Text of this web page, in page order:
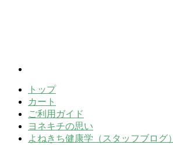
トップ
カート
ご利用ガイド
ヨネキチの思い
よねきち健康学（スタッフブログ）